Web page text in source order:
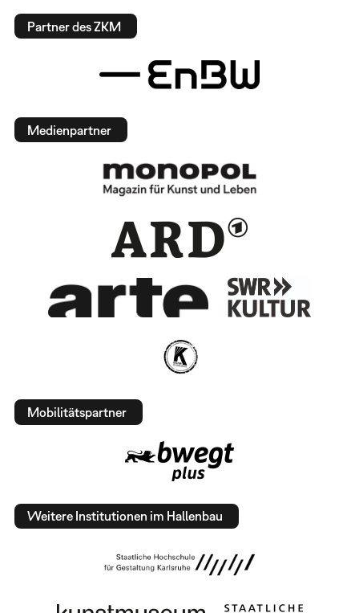
Partner des ZKM
Medienpartner
Mobilitätspartner
Weitere Institutionen im Hallenbau